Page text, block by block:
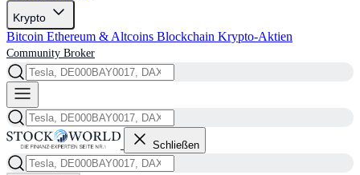
Krypto
Bitcoin Ethereum & Altcoins Blockchain Krypto-Aktien
Community Broker
Schließen